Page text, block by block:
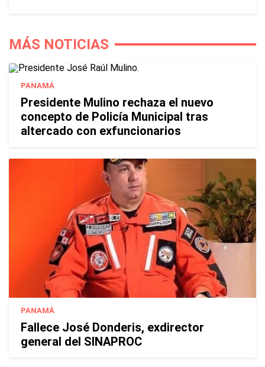
MÁS NOTICIAS
PANAMÁ
Presidente Mulino rechaza el nuevo
concepto de Policía Municipal tras
altercado con exfuncionarios
PANAMÁ
Fallece José Donderis, exdirector
general del SINAPROC